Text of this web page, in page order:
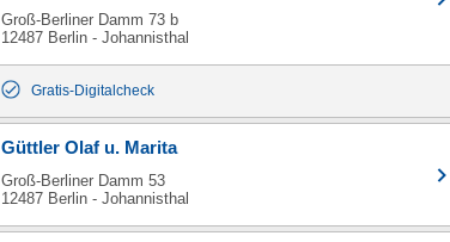
Groß-Berliner Damm 73 b
12487 Berlin - Johannisthal
Gratis-Digitalcheck
Güttler Olaf u. Marita
Groß-Berliner Damm 53
12487 Berlin - Johannisthal